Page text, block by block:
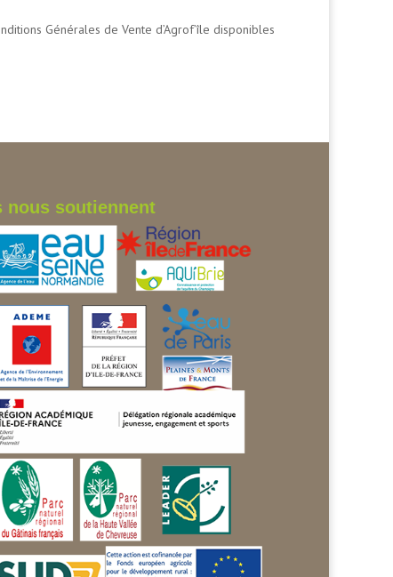
Générales de Vente d’Agrof’île disponibles
nous soutiennent